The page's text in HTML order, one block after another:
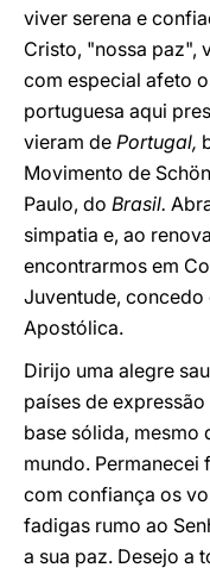
viver serena e
Cristo, "nossa paz",
com especial afeto
portuguesa aqui
vieram de Portugal,
Movimento de
Paulo, do Brasil.
simpatia e, ao
encontrarmos em
Juventude, concedo
Apostólica.
Dirijo uma alegre
países de expressão
base sólida, mesmo
mundo. Permanecei
com confiança os
fadigas rumo ao
a sua paz. Desejo a